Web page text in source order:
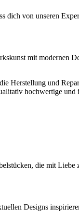
dich von unseren
mit modernen
Herstellung und
hochwertige
die mit
Designs